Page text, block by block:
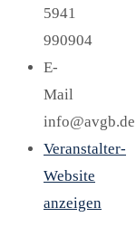
5941
990904
E-
Mail
info@avgb.de
Veranstalter-
Website
anzeigen